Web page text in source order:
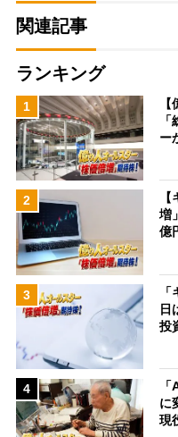
関連記事
ランキング
1
ー
2
増
億
3
日
投
4
に
現